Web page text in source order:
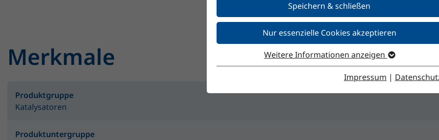
Speichern & schließen
Nur essenzielle Cookies akzeptieren
Weitere Informationen anzeigen
Impressum |
Merkmale
Produktgruppe
Katalysatoren
Produktuntergruppe